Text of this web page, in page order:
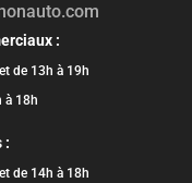
:
de 13h à 19h
à 18h
:
de 14h à 18h